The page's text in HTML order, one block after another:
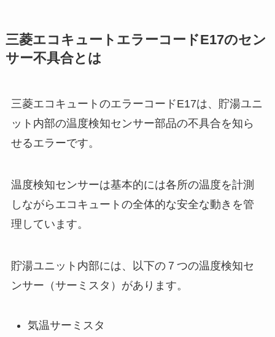
三菱エコキュートエラーコードE17のセン
サー不具合とは
三菱エコキュートのエラーコードE17は、貯湯ユニ
ット内部の温度検知センサー部品の不具合を知ら
せるエラーです。
温度検知センサーは基本的には各所の温度を計測
しながらエコキュートの全体的な安全な動きを管
理しています。
貯湯ユニット内部には、以下の７つの温度検知セ
ンサー（サーミスタ）があります。
気温サーミスタ